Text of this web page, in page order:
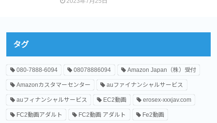
タグ
080-7888-6094 08078886094 Amazon Japan（株）受付
Amazonカスタマーセンター auファイナンシャルサービス
auフィナンシャルサービス EC2動画 erosex-xxxjav.com
FC2動画アダルト FC2動画 アダルト Fe2動画